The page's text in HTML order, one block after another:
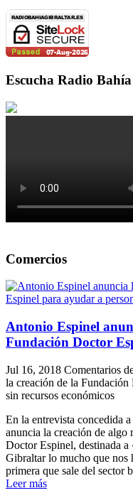
Escucha Radio
Comercios
Antonio Espinel
Fundación Doctor
Jul 16, 2018 Comentarios
la creación de la Fundación
sin recursos económicos
En la entrevista concedida
anuncia la creación de algo
Doctor Espinel, destinada a
Gibraltar lo mucho que nos
primera que sale del sector
Leer más